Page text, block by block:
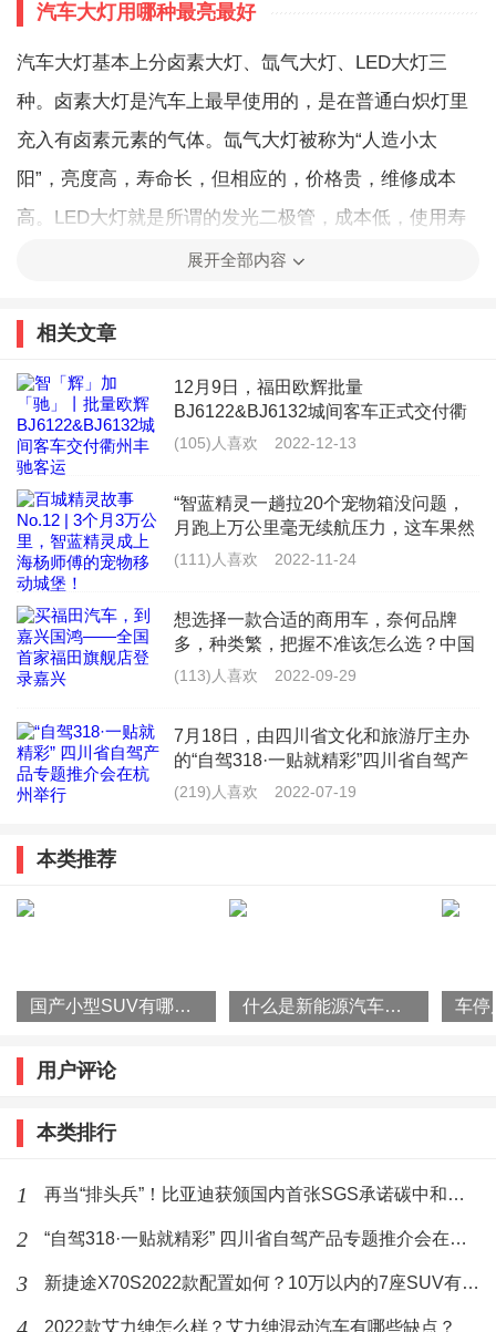
汽车大灯用哪种最亮最好
汽车大灯基本上分卤素大灯、氙气大灯、LED大灯三
种。卤素大灯是汽车上最早使用的，是在普通白炽灯里
充入有卤素元素的气体。氙气大灯被称为“人造小太
阳”，亮度高，寿命长，但相应的，价格贵，维修成本
高。LED大灯就是所谓的发光二极管，成本低，使用寿
命长，能够快速打亮。
素灯，这和车灯发光的核心方式有关。
如果要节能、环保、亮度高，选择LED。如果要方便，
寿命长，使用卤素灯。如果需要很强的亮度，不需要隐
卤素灯的结构简单，基本的发光原理与白炽灯的结构相
同，灯中存在卤素气体，能有效延长灯丝寿命。然而，
其亮度较低，夜间、雨天光线不足。寿命短，不环保。
氙灯不需要灯丝，但通过升压电源，高压使氙灯或氙灯
氙气灯具有色温高、亮度强、技术含量高、对改装要求
高、价格高等特点。
LED大灯为冷光源，不发热。其亮度高、环保、寿命
凑，适用范围广，光线明亮但不刺眼。
车灯改装怎么买保险
一般保险公司，投保范围仅限于车辆原部件，自己的车
险，有的叫新增加设备损失险，是专门为车辆改装爱好
者准备的，但是费用应该不低，不建议购买，也没有多
少人专门买这种保险。
展开全部内容
相关文章
12月9日，福田欧辉批量
BJ6122&BJ6132城间客车正式交付衢
州市丰驰客运有限公司（以下简称“衢
景区旅
(105)人喜欢 2022-12-13
“智蓝精灵一趟拉20个宠物箱没问题，
月跑上万公里毫无续航压力，这车果然
是&lsquo;能跑能装&rsquo;的VAN界天
(111)人喜欢 2022-11-24
想选择一款合适的商用车，奈何品牌
多，种类繁，把握不准该怎么选？中国
商用车领军品牌福田汽车给你最佳答
的用车
(113)人喜欢 2022-09-29
7月18日，由四川省文化和旅游厅主办
的“自驾318·一贴就精彩”四川省自驾产
品专题推介会在杭州举办。推介会上，
(219)人喜欢 2022-07-19
本类推荐
国产小型SUV有哪些？2022款瑞虎3x怎么样？ 什么是新能源汽车？国家为什么要大力发展新能源汽车？
用户评论
本类排行
1 再当“排头兵”！比亚迪获颁国内首张SGS承诺碳中和符合声明证书
2 “自驾318·一贴就精彩” 四川省自驾产品专题推介会在杭州举行
3 新捷途X70S2022款配置如何？10万以内的7座SUV有哪些？
2022款艾力绅怎么样？艾力绅混动汽车有哪些缺点？